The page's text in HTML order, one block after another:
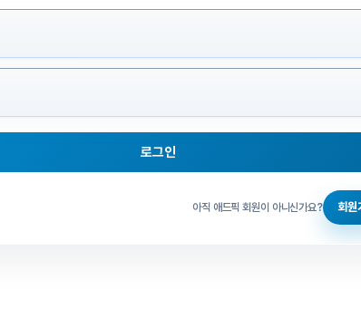
로그인
아직 애드픽 회원이 아니신가요? 회원